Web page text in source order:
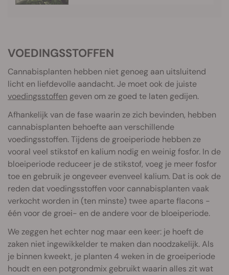
VOEDINGSSTOFFEN
Cannabisplanten hebben niet genoeg aan uitsluitend
licht en liefdevolle aandacht. Je moet ook de juiste
voedingsstoffen geven om ze goed te laten gedijen.
Afhankelijk van de fase waarin ze zich bevinden, hebben
cannabisplanten behoefte aan verschillende
voedingsstoffen. Tijdens de groeiperiode hebben ze
vooral veel stikstof en kalium nodig en weinig fosfor. In de
bloeiperiode reduceer je de stikstof, voeg je meer fosfor
toe en gebruik je ongeveer evenveel kalium. Dat is ook de
reden dat voedingsstoffen voor cannabisplanten vaak
verkocht worden in (ten minste) twee aparte flacons -
één voor de groei- en de andere voor de bloeiperiode.
We zeggen het echter nog maar een keer: je hoeft de
zaken niet ingewikkelder te maken dan noodzakelijk. Als
je binnen kweekt, je planten 4 weken in de groeiperiode
houdt en een potgrondmix gebruikt waarin alles zit wat